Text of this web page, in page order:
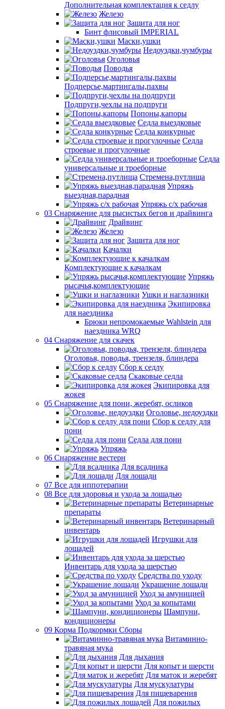
Дополнительная комплектация к седлу
Железо
Защита для ног
Бинт флисовый IMPERIAL
Маски,ушки
Недоуздки,чумбуры
Оголовья
Поводья
Подперсье,мартингалы,пахвы
Подпруги,чехлы на подпруги
Попоны,капоры
Седла выездковые
Седла конкурные
Седла
строевые и прогулочные
Седла
универсальные и троеборные
Стремена,путлища
Упряжь
выездная,парадная
Упряжь с/х рабочая
03 Снаряжение для рысистых бегов и драйвинга
Драйвинг
Железо
Защита для ног
Качалки
Комплектующие к качалкам
Упряжь
рысачья,комплектующие
Ушки и наглазники
Экипировка
для наездника
Брюки непромокаемые Wahlstein для
наездника WRQ
04 Снаряжение для скачек
Оголовья, поводья, трензеля, блиндера
Сбор к седлу
Скаковые седла
Экипировка для
жокея
05 Снаряжение для пони, жеребят, осликов
Оголовье, недоуздки
Сбор к седлу для
пони
Седла для пони
Упряжь
06 Снаряжение вестерн
Для всадника
Для лошади
07 Все для иппотерапии
08 Все для здоровья и ухода за лошадью
Ветеринарные
препараты
Ветеринарный
инвентарь
Игрушки для
лошадей
Инвентарь для ухода за шерстью
Средства по уходу
Украшение лошади
Уход за амуницией
Уход за копытами
Шампуни,
кондиционеры
09 Корма Подкормки Сборы
Витаминно-
травяная мука
Для дыхания
Для копыт и шерсти
Для маток и жеребят
Для мускулатуры
Для пищеварения
Для пожилых